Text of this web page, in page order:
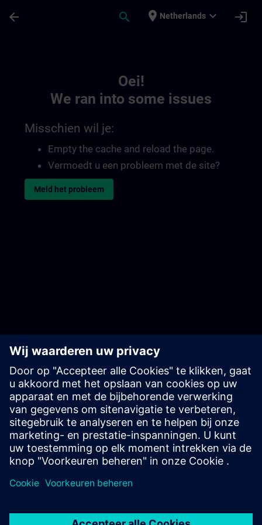
arrow_back search place Netherlands expand_more login
Oei!
We ran into some issues
Misschien wil je:
Empty the cache and reload the page.
Vermoedt u een probleem met de site?
Meld het probleem